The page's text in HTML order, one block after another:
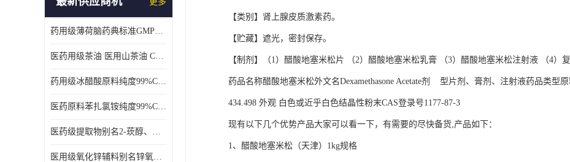
药用级薄荷脑药典标准GMP工厂
医药用级茶油 医用山茶油 COA质检 价格优 原料药
药用级冰醋酸原料纯度99%CDE备案COA质检
医药原料苯扎氯铵纯度99%CDE备案500g/瓶
医药级提取物别名2-莰醇、龙脑1kg/袋
医用级氧化锌辅料别名锌氧粉CDE备案cas1314-13-2
【类别】肾上腺皮质激素药。
【贮藏】遮光，密封保存。
【制剂】（1）醋酸地塞米松片 （2）醋酸地塞米松乳膏 （3）醋酸地塞米松注射液 （4）
药品名称醋酸地塞米松外文名Dexamethasone Acetate剂 型片剂、膏剂、注射液药品类型
434.498 外观 白色或近乎白色结晶性粉末CAS登录号1177-87-3
现有以下几个优势产品大家可以看一下，有需要的尽快备货,产品如下：
1、醋酸地塞米松（天津）1kg规格